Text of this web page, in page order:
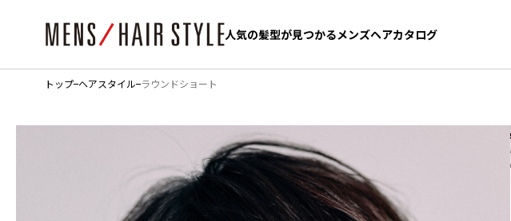
人気の髪型が見つかるメンズヘアカタログ
人気の髪型が見つかるメンズヘアカタログ
トップ ヘアスタイル ラウンドショート